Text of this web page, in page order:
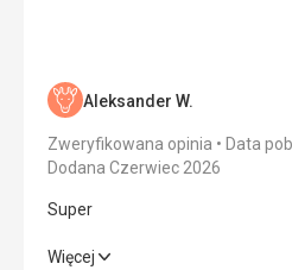
Aleksander W.
Zweryfikowana opinia
Data
Dodana Czerwiec 2026
Super
Super
Więcej